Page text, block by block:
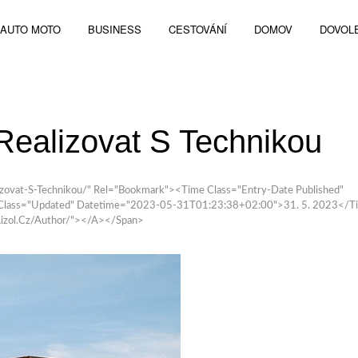
AUTO MOTO BUSINESS CESTOVÁNÍ DOMOV
S Technikou
S-Technikou/" Rel="bookmark"><time Class="entry-Date Published"
Datetime="2023-05-31T01:23:38+02:00">31. 5. 2023</
author/"></a></span>